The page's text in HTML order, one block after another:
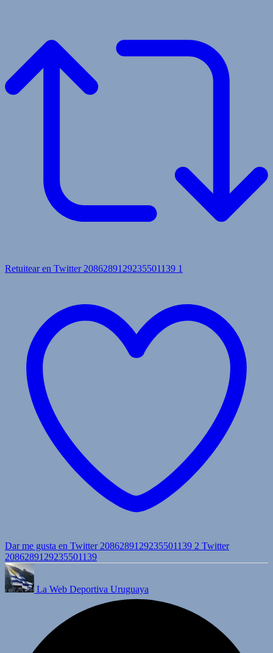
Retuitear en Twitter 2086289129235501139 1
Dar me gusta en Twitter 2086289129235501139 2 Twitter
2086289129235501139
La Web Deportiva Uruguaya